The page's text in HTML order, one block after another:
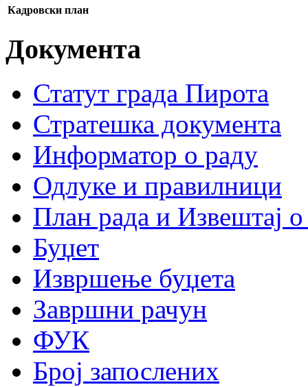
Кадровски план
Документа
Статут града Пирота
Стратешка документа
Информатор о раду
Одлуке и правилници
План рада и Извештај
Буџет
Извршење буџета
Завршни рачун
ФУК
Број запослених